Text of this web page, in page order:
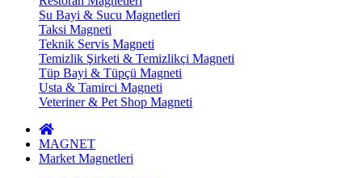
Su Bayi & Sucu Magnetleri
Taksi Magneti
Teknik Servis Magneti
Temizlik Şirketi & Temizlikçi Magneti
Tüp Bayi & Tüpçü Magneti
Usta & Tamirci Magneti
Veteriner & Pet Shop Magneti
MAGNET
Market Magnetleri